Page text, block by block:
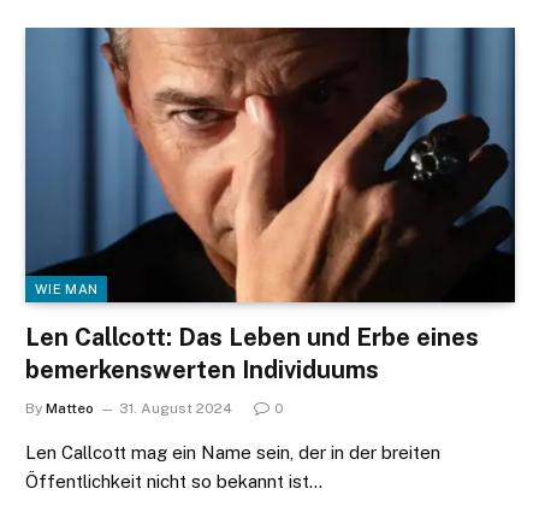
WIE MAN
Len Callcott: Das Leben und Erbe eines
bemerkenswerten Individuums
By Matteo 31. August 2024 0
Len Callcott mag ein Name sein, der in der breiten
Öffentlichkeit nicht so bekannt ist…